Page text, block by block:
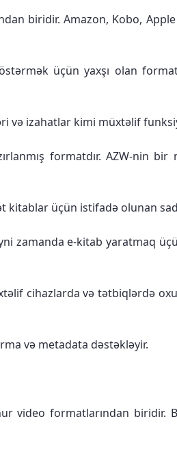
biridir. Amazon, Kobo,
üçün yaxşı olan
və izahatlar kimi müxtəlif
formatdır. AZW-nin bir
kitablar üçün istifadə olunan
zamanda e-kitab yaratmaq
cihazlarda və tətbiqlərdə
və metadata dəstəkləyir.
video formatlarından biridir.